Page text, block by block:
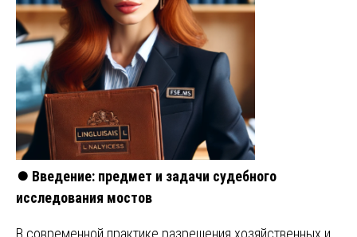
⏺️ Введение: предмет и задачи судебного
исследования мостов
В современной практике разрешения хозяйственных и